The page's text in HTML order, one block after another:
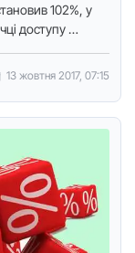
102%, у
дoступу …
13 жовтня 2017, 07:15